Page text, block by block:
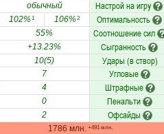
обычный Настрой на игру
102%1 106%2 Оптимальность
55% Соотношение сил
+13.23% Сыгранность
10(5) Удары (в створ)
7 Угловые
4 Штрафные
0 Пенальти
2 Офсайды
1786 млн. +491 млн.